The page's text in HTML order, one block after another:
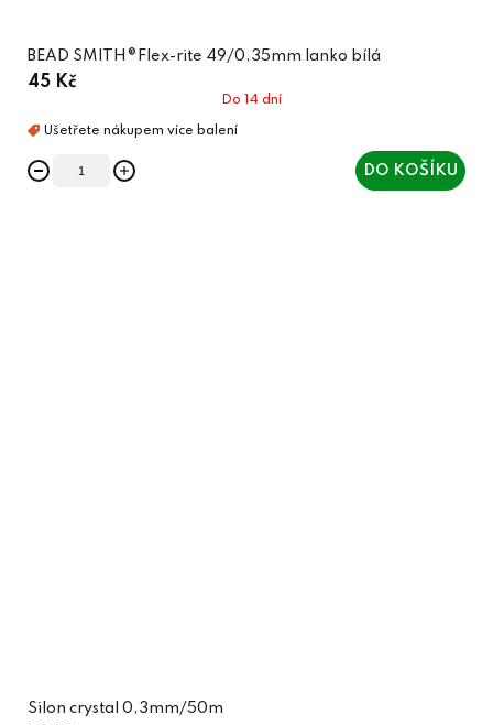
BEAD SMITH®Flex-rite 49/0,35mm lanko bílá
45 Kč
Do 14 dní
DO KOŠÍKU
Silon crystal 0,3mm/50m